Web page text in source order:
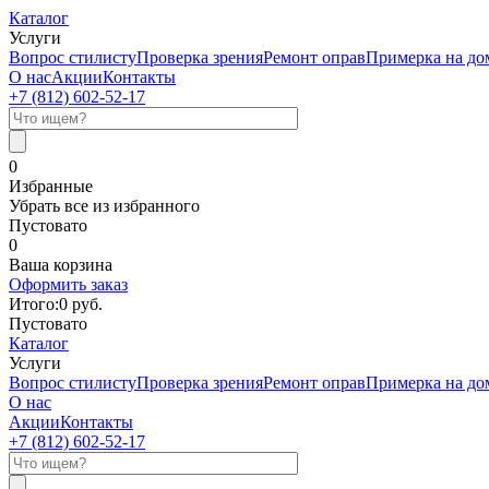
Каталог
Услуги
Вопрос стилистуПроверка зренияРемонт оправПримерка на
О насАкцииКонтакты
+7 (812) 602-52-17
0
Избранные
Убрать все из избранного
Пустовато
0
Ваша корзина
Оформить заказ
Итого:0 руб.
Пустовато
Каталог
Услуги
Вопрос стилистуПроверка зренияРемонт оправПримерка на
О нас
АкцииКонтакты
+7 (812) 602-52-17